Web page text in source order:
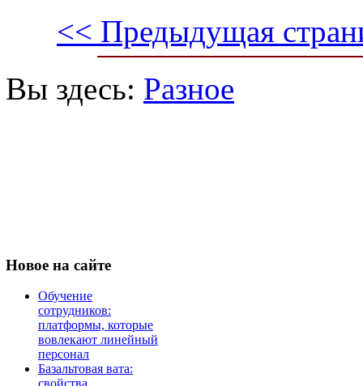
<< Предыдущая
Вы здесь: Разное
Новое на сайте
Обучение
сотрудников:
платформы, которые
вовлекают линейный
персонал
Базальтовая вата: